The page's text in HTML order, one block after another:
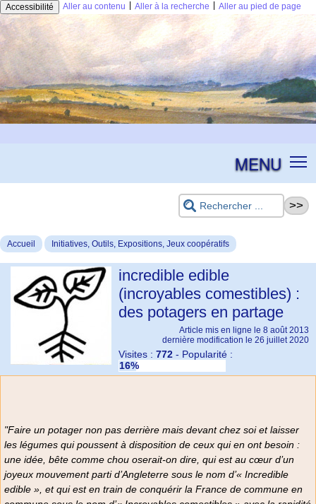
Accessibilité Aller au contenu Aller à la recherche Aller au pied de page
MENU
Accueil Initiatives, Outils, Expositions, Jeux coopératifs
incredible edible
(incroyables comestibles) :
des potagers en partage
Article mis en ligne le 8 août 2013
dernière modification le 26 juillet 2020
Visites : 772 - Popularité :
16%
"Faire un potager non pas derrière mais devant chez soi et laisser
les légumes qui poussent à disposition de ceux qui en ont besoin :
une idée, bête comme chou oserait-on dire, qui est au cœur d’un
joyeux mouvement parti d’Angleterre sous le nom d’« Incredible
edible », et qui est en train de conquérir la France de commune en